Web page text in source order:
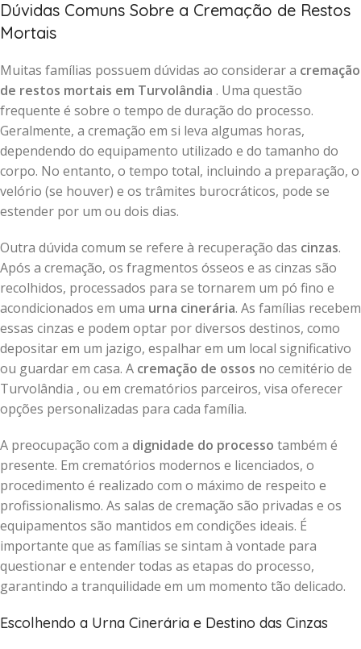
Dúvidas Comuns Sobre a Cremação de Restos
Mortais
Muitas famílias possuem dúvidas ao considerar a cremação
de restos mortais em Turvolândia . Uma questão
frequente é sobre o tempo de duração do processo.
Geralmente, a cremação em si leva algumas horas,
dependendo do equipamento utilizado e do tamanho do
corpo. No entanto, o tempo total, incluindo a preparação, o
velório (se houver) e os trâmites burocráticos, pode se
estender por um ou dois dias.
Outra dúvida comum se refere à recuperação das cinzas.
Após a cremação, os fragmentos ósseos e as cinzas são
recolhidos, processados para se tornarem um pó fino e
acondicionados em uma urna cinerária. As famílias recebem
essas cinzas e podem optar por diversos destinos, como
depositar em um jazigo, espalhar em um local significativo
ou guardar em casa. A cremação de ossos no cemitério de
Turvolândia , ou em crematórios parceiros, visa oferecer
opções personalizadas para cada família.
A preocupação com a dignidade do processo também é
presente. Em crematórios modernos e licenciados, o
procedimento é realizado com o máximo de respeito e
profissionalismo. As salas de cremação são privadas e os
equipamentos são mantidos em condições ideais. É
importante que as famílias se sintam à vontade para
questionar e entender todas as etapas do processo,
garantindo a tranquilidade em um momento tão delicado.
Escolhendo a Urna Cinerária e Destino das Cinzas